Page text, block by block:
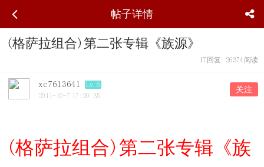
帖子详情
(格萨拉组合)第二张专辑《族源》
17 回复 26374 阅读
xc7613641
Lv.6
2011-10-7 17:20:35
关注
(格萨拉组合)第二张专辑《族